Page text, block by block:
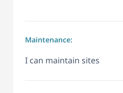
Maintenance:
I can maintain sites